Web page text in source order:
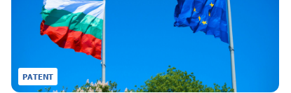
PATENT